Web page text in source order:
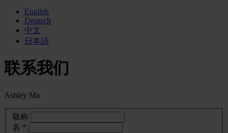
English
Deutsch
中文
日本語
联系我们
Ashley Ma
敬称
名 *